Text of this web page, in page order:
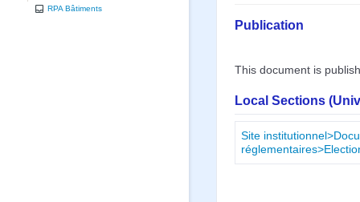
RPA Bâtiments
Publication
This document is
Local Sections
Site